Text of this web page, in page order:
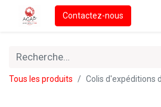
Contactez-nous
Tous les produits Colis d'expéditions